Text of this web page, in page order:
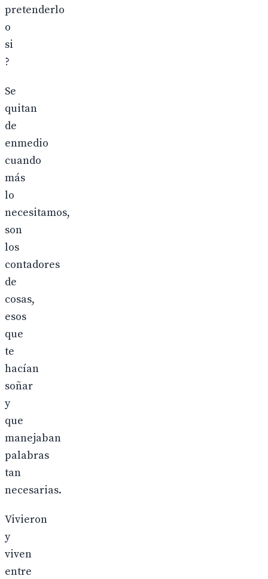
pretenderlo
o
si
?
Se
quitan
de
enmedio
cuando
más
lo
necesitamos,
son
los
contadores
de
cosas,
esos
que
te
hacían
soñar
y
que
manejaban
palabras
tan
necesarias.
Vivieron
y
viven
entre